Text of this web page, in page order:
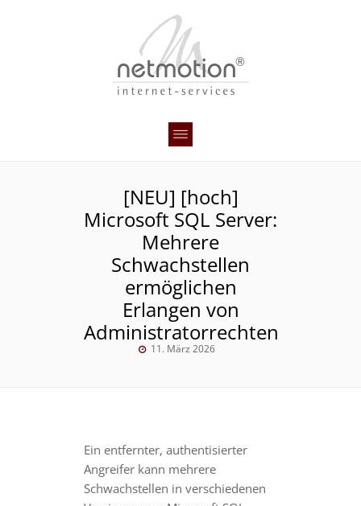
[NEU] [hoch]
Microsoft SQL Server:
Mehrere
Schwachstellen
ermöglichen
Erlangen von
Administratorrechten
11. März 2026
Ein entfernter, authentisierter
Angreifer kann mehrere
Schwachstellen in verschiedenen